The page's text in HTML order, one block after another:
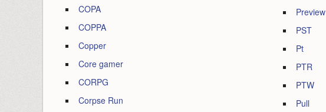
COPA
COPPA
Copper
Core gamer
CORPG
Corpse Run
Preview
PST
Pt
PTR
PTW
Pull